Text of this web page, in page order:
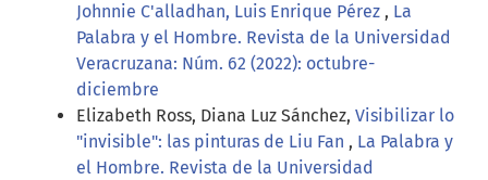
Johnnie C'alladhan, Luis Enrique Pérez , La
Palabra y el Hombre. Revista de la Universidad
Veracruzana: Núm. 62 (2022): octubre-
diciembre
Elizabeth Ross, Diana Luz Sánchez, Visibilizar lo
"invisible": las pinturas de Liu Fan , La Palabra y
el Hombre. Revista de la Universidad